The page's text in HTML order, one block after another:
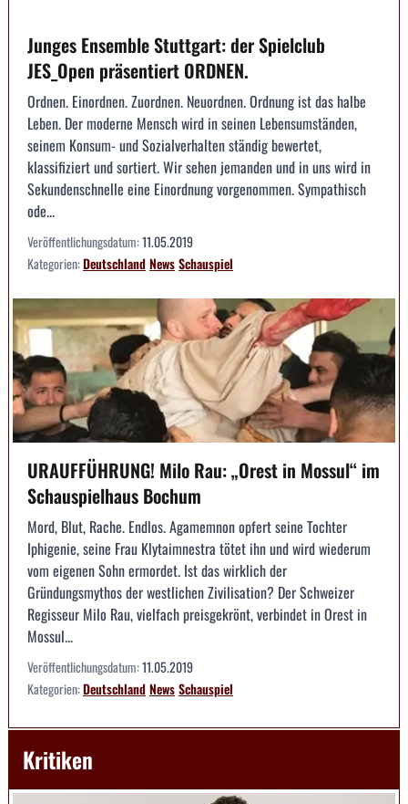
Junges Ensemble Stuttgart: der Spielclub
JES_Open präsentiert ORDNEN.
Ordnen. Einordnen. Zuordnen. Neuordnen. Ordnung ist das halbe
Leben. Der moderne Mensch wird in seinen Lebensumständen,
seinem Konsum- und Sozialverhalten ständig bewertet,
klassifiziert und sortiert. Wir sehen jemanden und in uns wird in
Sekundenschnelle eine Einordnung vorgenommen. Sympathisch
ode...
Veröffentlichungsdatum:11.05.2019
Kategorien:DeutschlandNewsSchauspiel
URAUFFÜHRUNG! Milo Rau: „Orest in Mossul“ im
Schauspielhaus Bochum
Mord, Blut, Rache. Endlos. Agamemnon opfert seine Tochter
Iphigenie, seine Frau Klytaimnestra tötet ihn und wird wiederum
vom eigenen Sohn ermordet. Ist das wirklich der
Gründungsmythos der westlichen Zivilisation? Der Schweizer
Regisseur Milo Rau, vielfach preisgekrönt, verbindet in Orest in
Mossul...
Veröffentlichungsdatum:11.05.2019
Kategorien:DeutschlandNewsSchauspiel
Kritiken